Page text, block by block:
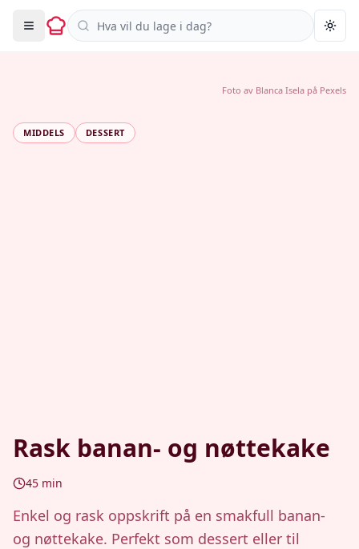
Søk i oppskrifter
MIDDELS DESSERT
Rask banan- og nøttekake
45 min
Enkel og rask oppskrift på en smakfull banan-
og nøttekake. Perfekt som dessert eller til
Foto av Blanca Isela på Pexels